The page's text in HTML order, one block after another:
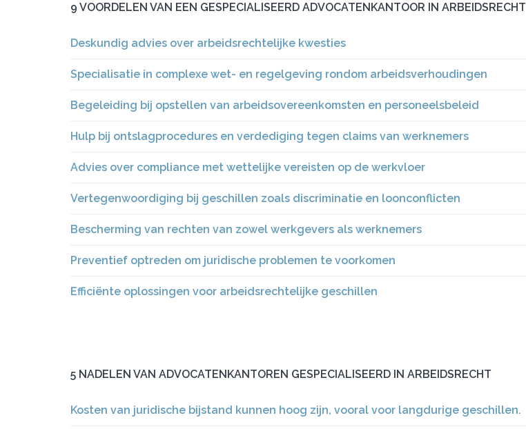
9 VOORDELEN VAN EEN GESPECIALISEERD ADVOCATENKANTOOR IN ARBEIDSRECHT
Deskundig advies over arbeidsrechtelijke kwesties
Specialisatie in complexe wet- en regelgeving rondom arbeidsverhoudingen
Begeleiding bij opstellen van arbeidsovereenkomsten en personeelsbeleid
Hulp bij ontslagprocedures en verdediging tegen claims van werknemers
Advies over compliance met wettelijke vereisten op de werkvloer
Vertegenwoordiging bij geschillen zoals discriminatie en loonconflicten
Bescherming van rechten van zowel werkgevers als werknemers
Preventief optreden om juridische problemen te voorkomen
Efficiënte oplossingen voor arbeidsrechtelijke geschillen
5 NADELEN VAN ADVOCATENKANTOREN GESPECIALISEERD IN ARBEIDSRECHT
Kosten van juridische bijstand kunnen hoog zijn, vooral voor langdurige geschillen.